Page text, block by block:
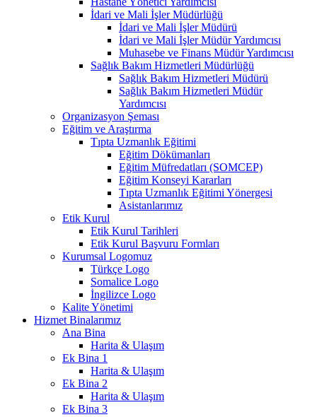
İdari ve Mali İşler Müdürlüğü
İdari ve Mali İşler Müdürü
İdari ve Mali İşler Müdür Yardımcısı
Muhasebe ve Finans Müdür Yardımcısı
Sağlık Bakım Hizmetleri Müdürlüğü
Sağlık Bakım Hizmetleri Müdürü
Sağlık Bakım Hizmetleri Müdür
Yardımcısı
Organizasyon Şeması
Eğitim ve Araştırma
Tıpta Uzmanlık Eğitimi
Eğitim Dökümanları
Eğitim Müfredatları (SOMCEP)
Eğitim Konseyi Kararları
Tıpta Uzmanlık Eğitimi Yönergesi
Asistanlarımız
Etik Kurul
Etik Kurul Tarihleri
Etik Kurul Başvuru Formları
Kurumsal Logomuz
Türkçe Logo
Somalice Logo
İngilizce Logo
Kalite Yönetimi
Hizmet Binalarımız
Ana Bina
Harita & Ulaşım
Ek Bina 1
Harita & Ulaşım
Ek Bina 2
Harita & Ulaşım
Ek Bina 3